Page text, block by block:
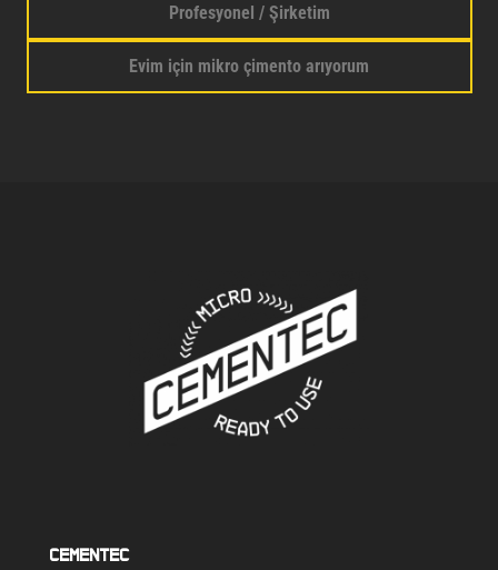
Profesyonel / Şirketim
Evim için mikro çimento arıyorum
Cementec